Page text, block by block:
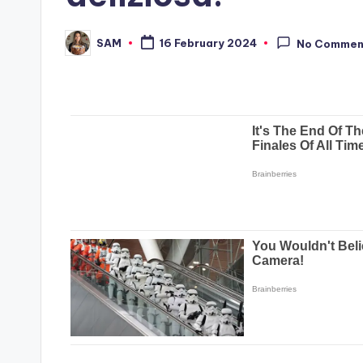
Posted
by
SAM 16 February 2024 No